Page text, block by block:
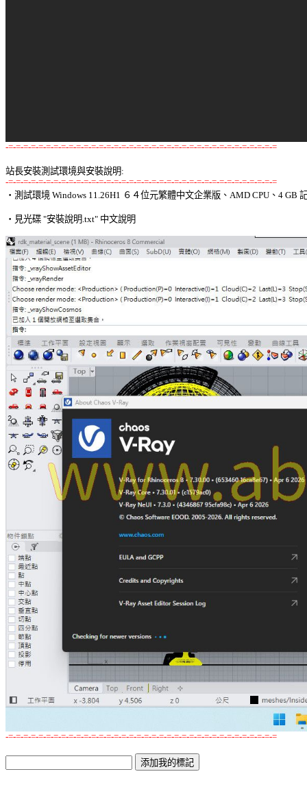
-=-=-=-=-=-=-=-=-=-=-=-=-=-=-=-=-=-=-=-=-=-=-=-=-=-=-=-=-=-=-=-=-=-=-=-=
站長安裝測試環境與安裝說明:
-=-=-=-=-=-=-=-=-=-=-=-=-=-=-=-=-=-=-=-=-=-=-=-=-=-=-=-=-=-=-=-=-=-=-=-=
‧測試環境 Windows 11.26H1 ６４位元繁體中文企業版、AMD CPU、4 GB
‧見光碟 "安裝說明.txt" 中文說明
-=-=-=-=-=-=-=-=-=-=-=-=-=-=-=-=-=-=-=-=-=-=-=-=-=-=-=-=-=-=-=-=-=-=-=-=